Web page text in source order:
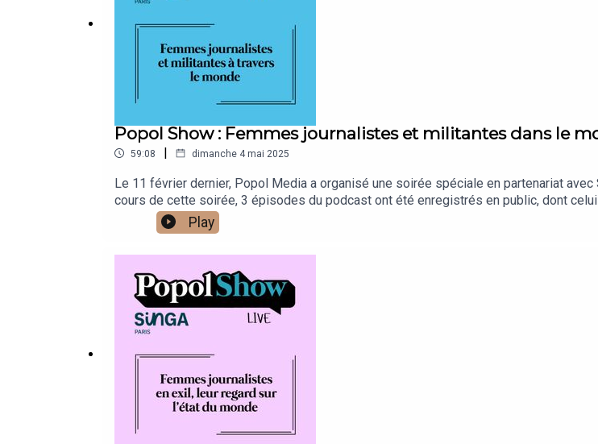
Popol Show : Femmes journalistes et militantes dans le
59:08 | dimanche 4 mai 2025
Le 11 février dernier, Popol Media a organisé une soirée spéciale en partenariat
cours de cette soirée, 3 épisodes du podcast ont été enregistrés en public, dont
Sayas (Afghanistan), Asal Asabian (Iran) et Halima Karimi (Afghanistan) ont partagé
Point Ephémère d'avoir accueilli cet événement !NB : ce podcast est en anglais
Play